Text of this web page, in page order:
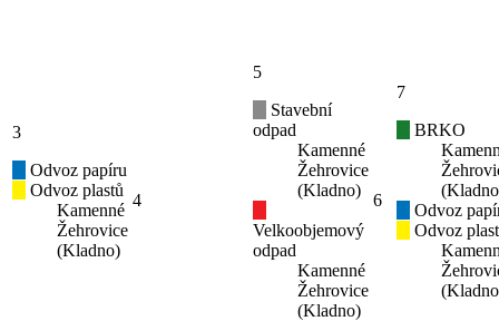
3
Odvoz papíru
Odvoz plastů
Kamenné
Žehrovice
(Kladno)
4
5
Stavební
odpad
Kamenné
Žehrovice
(Kladno)
Velkoobjemový
odpad
Kamenné
Žehrovice
(Kladno)
6
7
BRKO
Odvoz
Odvoz